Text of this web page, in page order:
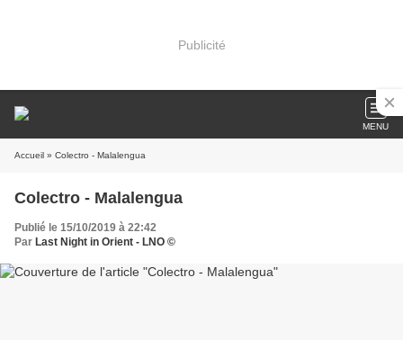
Publicité
MENU
Accueil » Colectro - Malalengua
Colectro - Malalengua
Publié le 15/10/2019 à 22:42
Par Last Night in Orient - LNO ©